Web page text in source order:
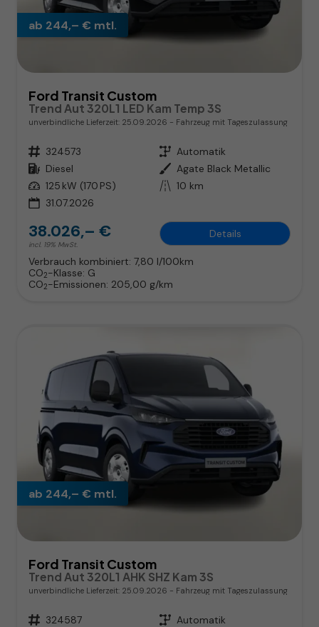
ab 244,– € mtl.
Ford Transit Custom
Trend Aut 320L1 LED Kam Temp 3S
unverbindliche Lieferzeit: 25.09.2026 Fahrzeug mit Tageszulassung
Fahrzeugnr. 324573 Getriebe Automatik
Kraftstoff Diesel Außenfarbe Agate Black Metallic
Leistung 125 kW (170 PS) Kilometerstand 10 km
31.07.2026
38.026,– €
incl. 19% MwSt.
Details
Verbrauch kombiniert: 7,80 l/100km
CO2-Klasse: G
CO2-Emissionen: 205,00 g/km
ab 244,– € mtl.
Ford Transit Custom
Trend Aut 320L1 AHK SHZ Kam 3S
unverbindliche Lieferzeit: 25.09.2026 Fahrzeug mit Tageszulassung
Fahrzeugnr. 324587 Getriebe Automatik